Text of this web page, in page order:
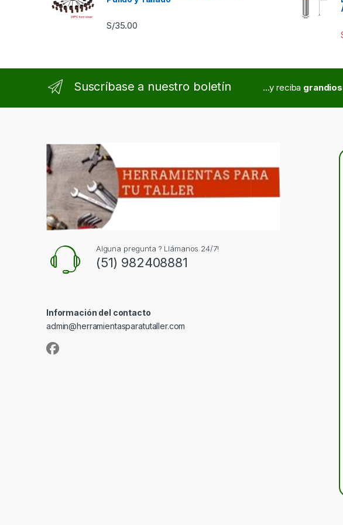
S/35.00
Suscríbase a nuestro boletín ...y reciba
Alguna pregunta ? Llámanos 24/7!
(51) 982408881
Información del contacto
admin@herramientasparatutaller.com